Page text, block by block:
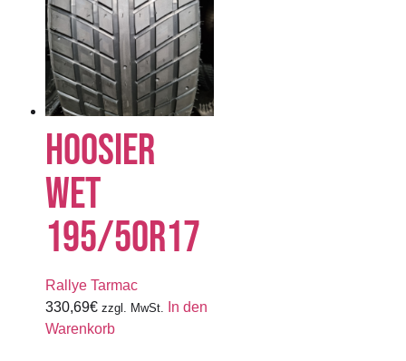
HOOSIER
WET
195/50R17
Rallye Tarmac
330,69€ zzgl. MwSt.
In den
Warenkorb